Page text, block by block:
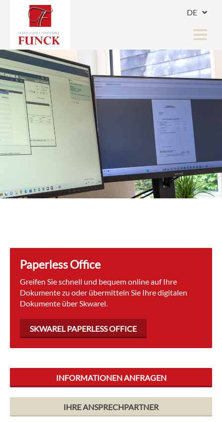
DE
FR
LU
BUCHHALTUNG & STEUERWESEN
SOZIALSEKRETARIAT
SECURE - CLIENT ACCESS
Jobs
Kontakt
Paperless Office
Greifen Sie schnell und bequem online auf Ihre
Dokumente zu oder übermitteln Sie Ihre digitalen
Dokumente über Skwarel.
SKWAREL PAPERLESS OFFICE
INFORMATIONEN ANFRAGEN
IHRE ANSPRECHPARTNER